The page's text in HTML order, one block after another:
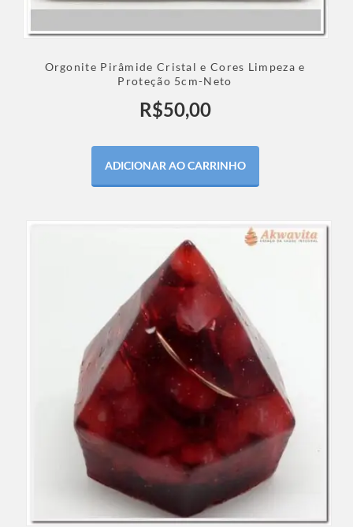
Orgonite Pirâmide Cristal e Cores Limpeza e
Proteção 5cm-Neto
R$50,00
ADICIONAR AO CARRINHO